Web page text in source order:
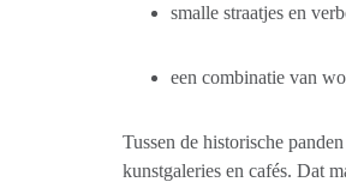
smalle straatjes en
een combinatie van
Tussen de historische
kunstgaleries en cafés. Dat